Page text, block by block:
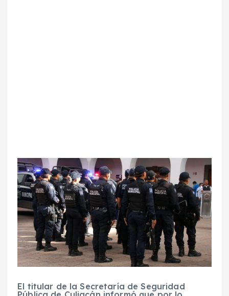
El titular de la Secretaría de Seguridad